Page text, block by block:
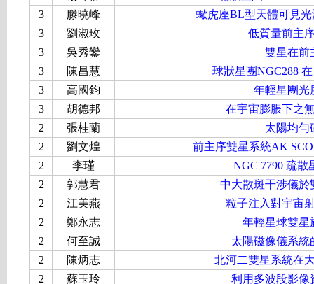
3
滕曉峰
蠍虎座BL型天體可見
3
劉淑玫
低質量前主
3
吳秀鑾
雙星在前
3
陳昌慧
球狀星團NGC288
3
高國鈞
年輕星團光
3
胡德邦
在宇宙膨脹下之
2
張桂蘭
太陽均勻
2
劉文煌
前主序雙星系統AK
2
李瑾
NGC 7790 疏散
2
郭慧君
中大散斑干涉儀於
2
江美燕
粒子注入對宇宙
2
鄭永志
年輕星球雙星
2
何至誠
太陽磁像儀系統
2
陳炳志
北河二雙星系統在
2
蘇玉玲
利用多波段影像